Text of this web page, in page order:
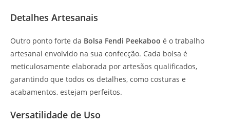
Detalhes Artesanais
Outro ponto forte da Bolsa Fendi Peekaboo é o trabalho
artesanal envolvido na sua confecção. Cada bolsa é
meticulosamente elaborada por artesãos qualificados,
garantindo que todos os detalhes, como costuras e
acabamentos, estejam perfeitos.
Versatilidade de Uso